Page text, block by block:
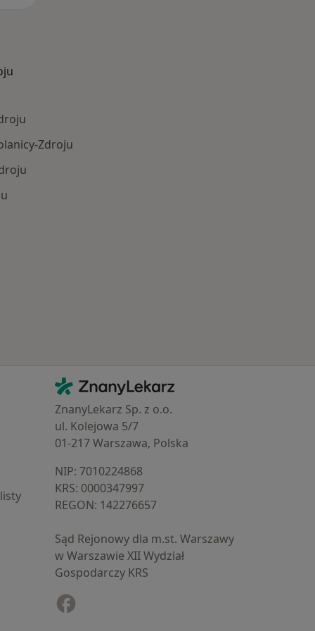
Zdroju
Kontakt
ZnanyLekarz - Strona główna
ZnanyLekarz Sp. z o.o.
ul. Kolejowa 5/7
01-217 Warszawa, Polska
NIP: ⁠7010224868
KRS: ⁠0000347997
REGON: ⁠142276657
Sąd Rejonowy dla m.st. Warszawy
w Warszawie XII Wydział
Gospodarczy KRS